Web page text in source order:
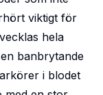
viktigt för
hela
banbrytande
i blodet